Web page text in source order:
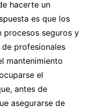
hacerte un
es que los
procesos seguros y
profesionales
mantenimiento
el
antes de
asegurarse de